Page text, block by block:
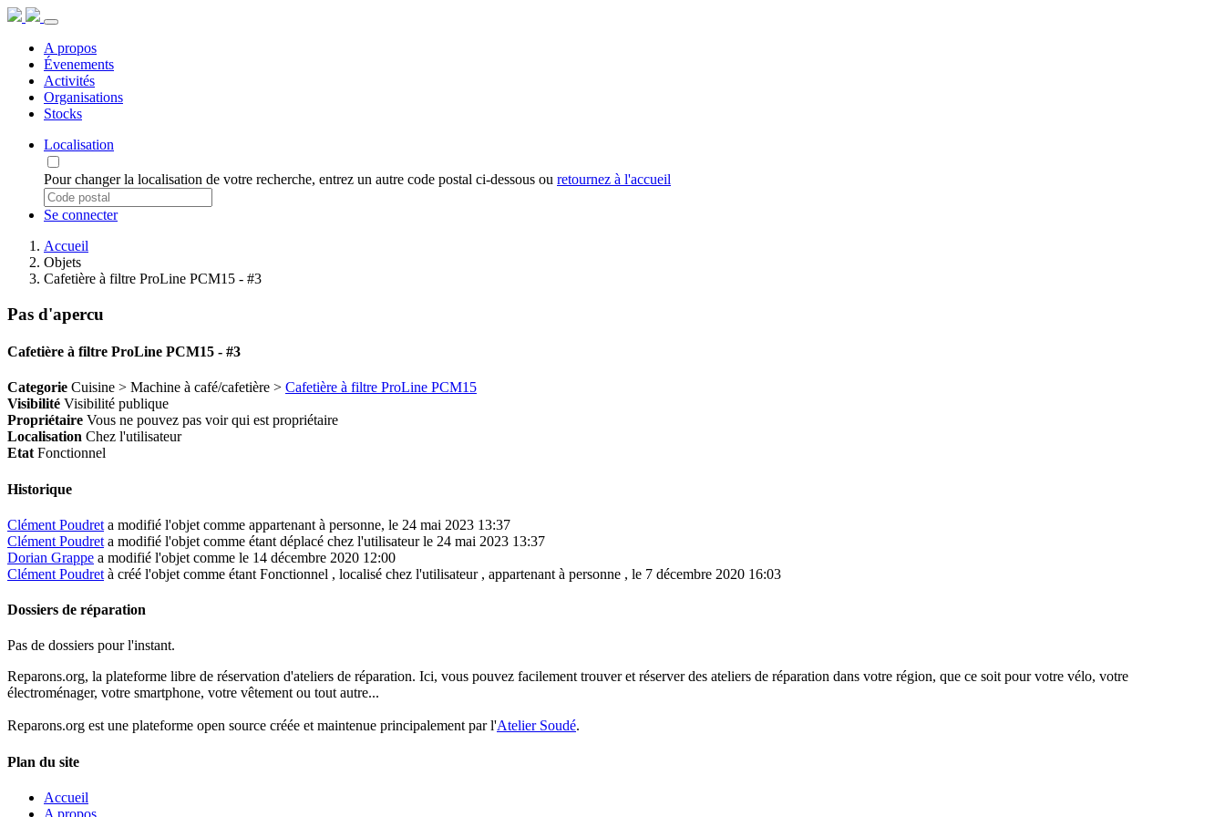
A propos
Évenements
Activités
Organisations
Stocks
Localisation
Pour changer la localisation de votre recherche, entrez un autre code postal ci-dessous ou retournez à l'accueil
Se connecter
Accueil
Objets
Cafetière à filtre ProLine PCM15 - #3
Pas d'apercu
Cafetière à filtre ProLine PCM15 - #3
Categorie Cuisine > Machine à café/cafetière > Cafetière à filtre ProLine PCM15
Visibilité Visibilité publique
Propriétaire Vous ne pouvez pas voir qui est propriétaire
Localisation Chez l'utilisateur
Etat Fonctionnel
Historique
Clément Poudret a modifié l'objet comme appartenant à personne, le 24 mai 2023 13:37
Clément Poudret a modifié l'objet comme étant déplacé chez l'utilisateur le 24 mai 2023 13:37
Dorian Grappe a modifié l'objet comme le 14 décembre 2020 12:00
Clément Poudret à créé l'objet comme étant Fonctionnel , localisé chez l'utilisateur , appartenant à personne , le 7 décembre 2020 16:03
Dossiers de réparation
Pas de dossiers pour l'instant.
Reparons.org, la plateforme libre de réservation d'ateliers de réparation. Ici, vous pouvez facilement trouver et réserver des ateliers de réparation dans votre région, que ce soit pour votre vélo, votre
électroménager, votre smartphone, votre vêtement ou tout autre...
Reparons.org est une plateforme open source créée et maintenue principalement par l'Atelier Soudé.
Plan du site
Accueil
A propos